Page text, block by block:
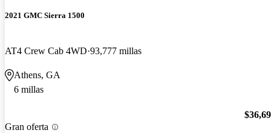
2021 GMC Sierra 1500
AT4 Crew Cab 4WD 93,777 millas
Athens, GA
6 millas
Gran oferta